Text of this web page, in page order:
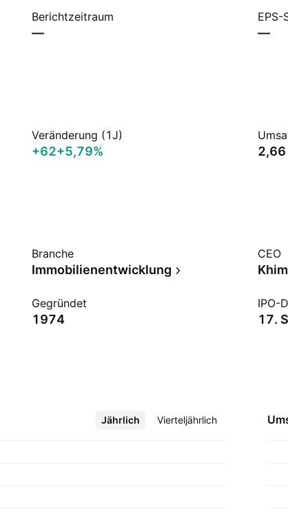
Berichtzeitraum
—
EPS-
—
Veränderung (1J)
+62+5,79% ‪2,66
Branche
Immobilienentwicklung
CEO
Gegründet
1974
IPO-
17.
Jährlich Vierteljährlich
Mehr